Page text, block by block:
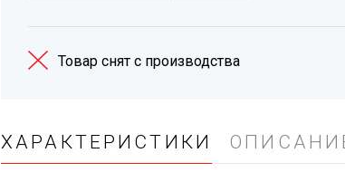
Товар снят с производства
ХАРАКТЕРИСТИКИ